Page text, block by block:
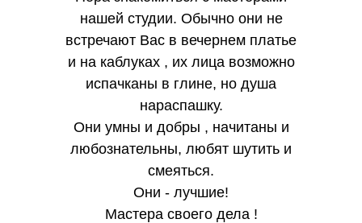
нашей студии. Обычно они не
встречают Вас в вечернем платье
и на каблуках , их лица возможно
испачканы в глине, но душа
нараспашку.
Они умны и добры , начитаны и
любознательны, любят шутить и
смеяться.
Они - лучшие!
Мастера своего дела !